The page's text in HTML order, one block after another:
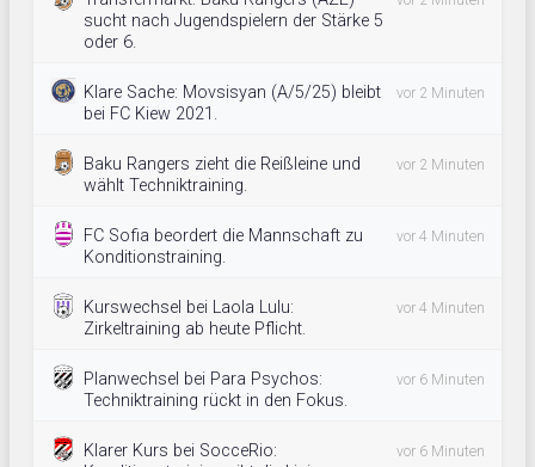
sucht nach Jugendspielern der Stärke 5
oder 6.
Klare Sache: Movsisyan (A/5/25) bleibt
bei FC Kiew 2021.
vor 2 Minuten
Baku Rangers zieht die Reißleine und
wählt Techniktraining.
vor 2 Minuten
FC Sofia beordert die Mannschaft zu
Konditionstraining.
vor 4 Minuten
Kurswechsel bei Laola Lulu:
Zirkeltraining ab heute Pflicht.
vor 4 Minuten
Planwechsel bei Para Psychos:
Techniktraining rückt in den Fokus.
vor 6 Minuten
Klarer Kurs bei SocceRio:
vor 6 Minuten